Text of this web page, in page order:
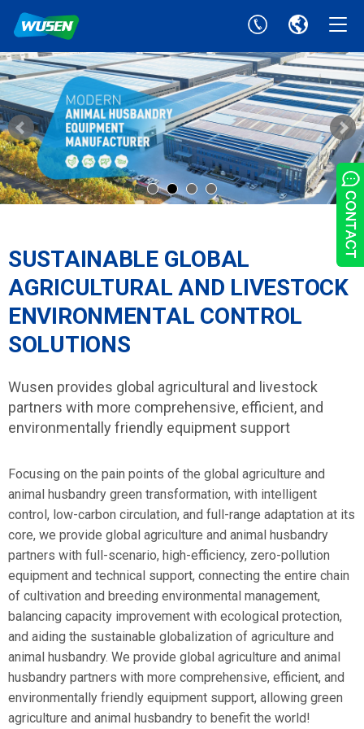
SUSTAINABLE GLOBAL
AGRICULTURAL AND LIVESTOCK
ENVIRONMENTAL CONTROL
SOLUTIONS
Wusen provides global agricultural and livestock
partners with more comprehensive, efficient, and
environmentally friendly equipment support
Focusing on the pain points of the global agriculture and
animal husbandry green transformation, with intelligent
control, low-carbon circulation, and full-range adaptation at its
core, we provide global agriculture and animal husbandry
partners with full-scenario, high-efficiency, zero-pollution
equipment and technical support, connecting the entire chain
of cultivation and breeding environmental management,
balancing capacity improvement with ecological protection,
and aiding the sustainable globalization of agriculture and
animal husbandry. We provide global agriculture and animal
husbandry partners with more comprehensive, efficient, and
environmentally friendly equipment support, allowing green
agriculture and animal husbandry to benefit the world!